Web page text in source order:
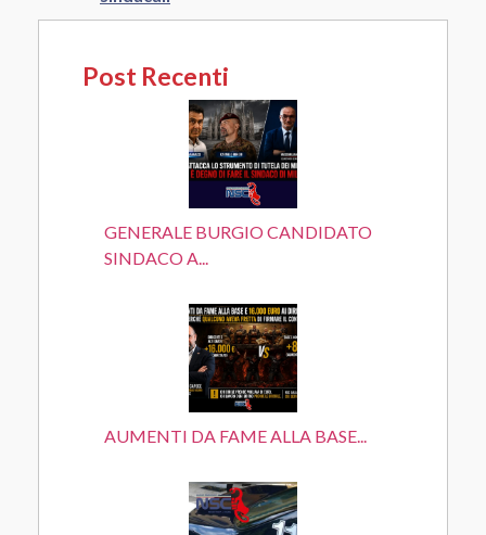
Post Recenti
GENERALE BURGIO CANDIDATO
SINDACO A...
AUMENTI DA FAME ALLA BASE...